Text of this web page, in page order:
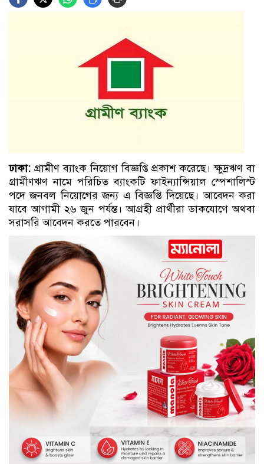
ঢাকা: গ্রামীণ ব্যাংক নিয়োগ বিজ্ঞপ্তি প্রকাশ করেছে। ক্ষুদ্রঋণ বা
গ্রামীণঋণ নামে পরিচিত ব্যাংকটি ফাইন্যান্সিয়াল স্পেশালিস্ট
পদে জনবল নিয়োগের জন্য এ বিজ্ঞপ্তি দিয়েছে। আবেদন করা
যাবে আগামী ২৬ জুন পর্যন্ত। আগ্রহী প্রার্থীরা ডাকযোগে অথবা
সরাসরি আবেদন করতে পারবেন।